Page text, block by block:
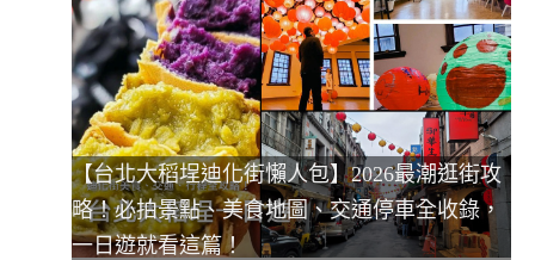
【台北大稻埕迪化街懶人包】2026最潮逛街攻
略！必拍景點、美食地圖、交通停車全收錄，
一日遊就看這篇！